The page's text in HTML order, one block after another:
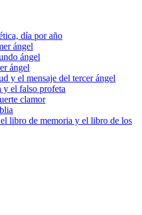
día por año
ángel
ángel
ángel
y el mensaje del tercer ángel
y el falso profeta
clamor
libro de memoria y el libro de los